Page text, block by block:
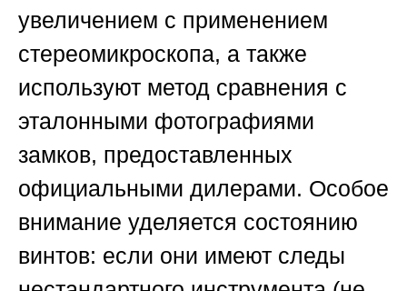
увеличением с применением
стереомикроскопа, а также
используют метод сравнения с
эталонными фотографиями
замков, предоставленных
официальными дилерами. Особое
внимание уделяется состоянию
винтов: если они имеют следы